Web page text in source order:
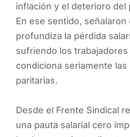
inflación y el deterioro del
En ese sentido, señalaron
profundiza la pérdida
sufriendo los
condiciona seriamente
paritarias.
Desde el Frente Sindical
una pauta salarial cero